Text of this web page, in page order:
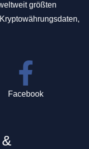
größten
Facebook